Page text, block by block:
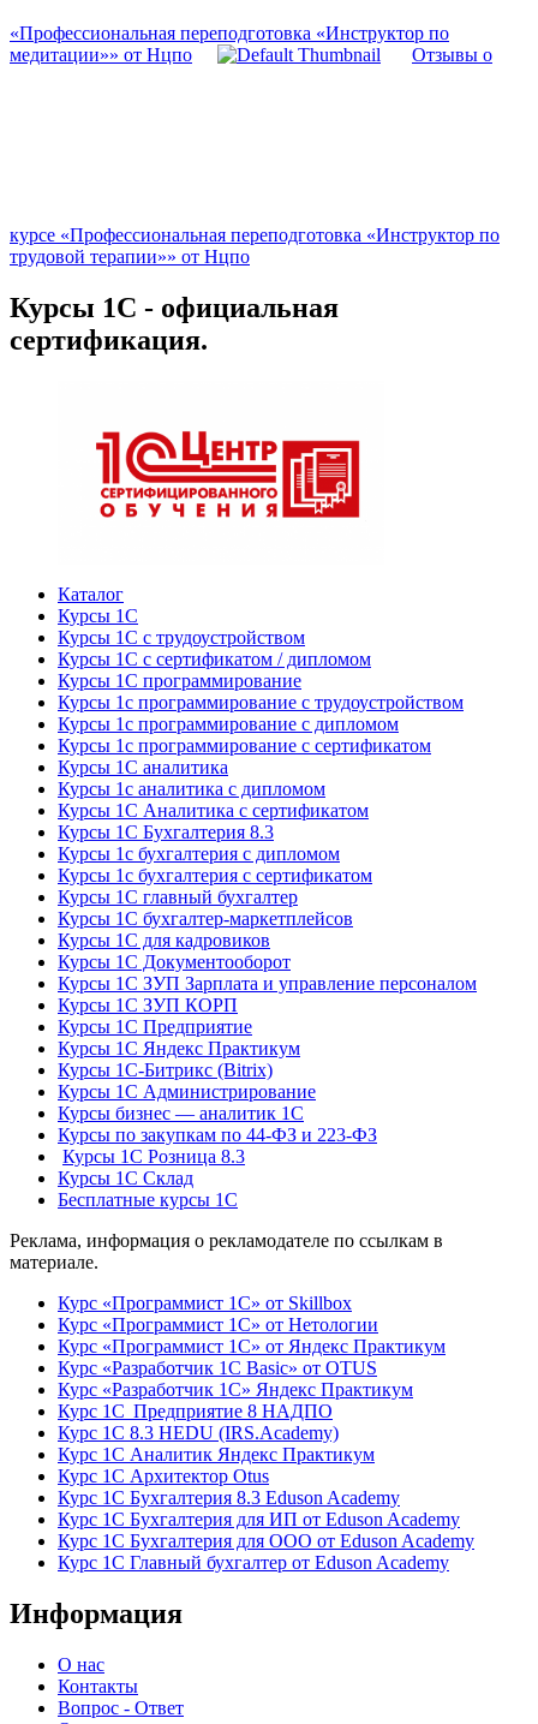
«Профессиональная переподготовка «Инструктор по
медитации»» от Нцпо
Отзывы о
курсе «Профессиональная переподготовка «Инструктор по
трудовой терапии»» от Нцпо
Курсы 1С - официальная
сертификация.
Каталог
Курсы 1С
Курсы 1С с трудоустройством
Курсы 1С с сертификатом / дипломом
Курсы 1С программирование
Курсы 1с программирование с трудоустройством
Курсы 1с программирование с дипломом
Курсы 1с программирование с сертификатом
Курсы 1С аналитика
Курсы 1с аналитика с дипломом
Курсы 1С Аналитика с сертификатом
Курсы 1С Бухгалтерия 8.3
Курсы 1с бухгалтерия с дипломом
Курсы 1с бухгалтерия с сертификатом
Курсы 1С главный бухгалтер
Курсы 1С бухгалтер-маркетплейсов
Курсы 1С для кадровиков
Курсы 1С Документооборот
Курсы 1С ЗУП Зарплата и управление персоналом
Курсы 1С ЗУП КОРП
Курсы 1С Предприятие
Курсы 1С Яндекс Практикум
Курсы 1С-Битрикс (Bitrix)
Курсы 1С Администрирование
Курсы бизнес — аналитик 1С
Курсы по закупкам по 44‑ФЗ и 223‑ФЗ
Курсы 1С Розница 8.3
Курсы 1С Склад
Бесплатные курсы 1С
Реклама, информация о рекламодателе по ссылкам в
материале.
Курс «Программист 1С» от Skillbox
Курс «Программист 1С» от Нетологии
Курс «Программист 1С» от Яндекс Практикум
Курс «Разработчик 1С Basic» от OTUS
Курс «Разработчик 1С» Яндекс Практикум
Курс 1С Предприятие 8 НАДПО
Курс 1С 8.3 HEDU (IRS.Academy)
Курс 1С Аналитик Яндекс Практикум
Курс 1С Архитектор Otus
Курс 1С Бухгалтерия 8.3 Eduson Academy
Курс 1С Бухгалтерия для ИП от Eduson Academy
Курс 1С Бухгалтерия для ООО от Eduson Academy
Курс 1С Главный бухгалтер от Eduson Academy
Информация
О нас
Контакты
Вопрос - Ответ